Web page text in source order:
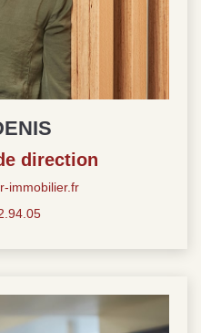
direction
immobilier.fr